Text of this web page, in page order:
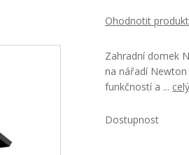
Ohodnotit produkt
Zahradní domek
na nářadí
funkčností a ...
Dostupnost